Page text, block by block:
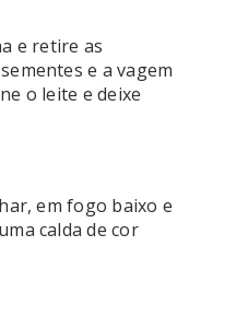
e retire as
e a vagem
o leite e deixe
calda de cor